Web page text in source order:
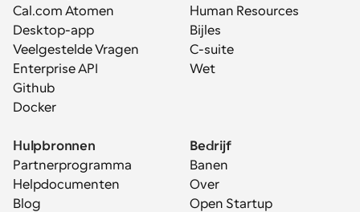
Cal.com Atomen
Desktop-app
Veelgestelde Vragen
Enterprise API
Github
Docker
Human Resources
Bijles
C-suite
Wet
Hulpbronnen
Partnerprogramma
Helpdocumenten
Blog
Bedrijf
Banen
Over
Open Startup